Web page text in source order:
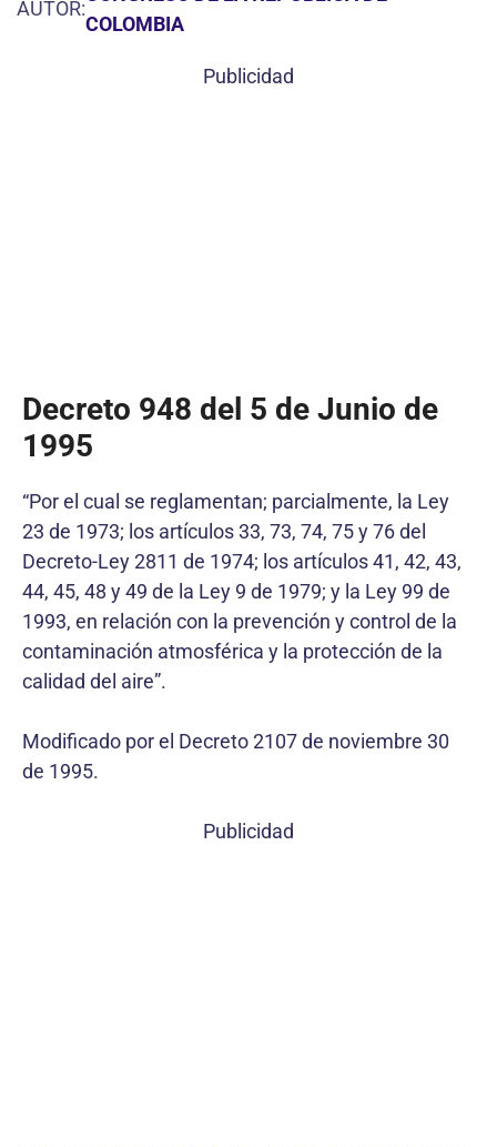
AUTOR:
COLOMBIA
Publicidad
Decreto 948 del 5 de Junio de
1995
“Por el cual se reglamentan; parcialmente, la Ley
23 de 1973; los artículos 33, 73, 74, 75 y 76 del
Decreto-Ley 2811 de 1974; los artículos 41, 42, 43,
44, 45, 48 y 49 de la Ley 9 de 1979; y la Ley 99 de
1993, en relación con la prevención y control de la
contaminación atmosférica y la protección de la
calidad del aire”.
Modificado por el Decreto 2107 de noviembre 30
de 1995.
Publicidad